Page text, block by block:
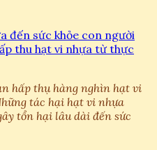
đến sức khỏe con người
thu hạt vi nhựa từ thực
hấp thụ hàng nghìn hạt vi
tác hại hạt vi nhựa
tổn hại lâu dài đến sức